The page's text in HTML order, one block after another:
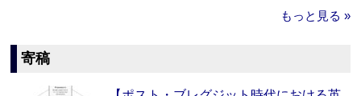
もっと見る »
寄稿